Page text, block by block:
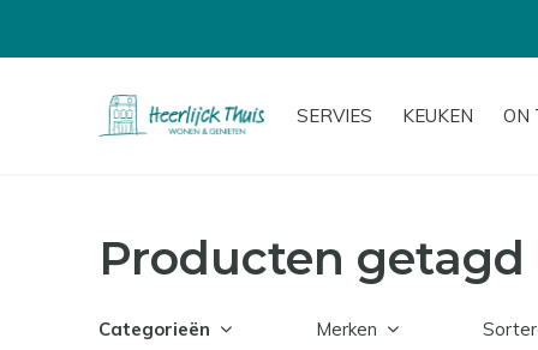
SERVIES KEUKEN ON
Producten
Categorieën Merken